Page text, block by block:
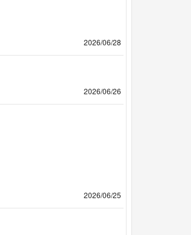
2026/06/28
2026/06/26
2026/06/25